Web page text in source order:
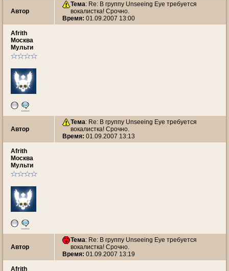
Автор
Тема: Re: В группу Unseeing Eye требуется
вокалистка! Срочно.
Время: 01.09.2007 13:00
Afrith
Москва
Мульти
Автор
Тема: Re: В группу Unseeing Eye требуется
вокалистка! Срочно.
Время: 01.09.2007 13:13
Afrith
Москва
Мульти
Автор
Тема: Re: В группу Unseeing Eye требуется
вокалистка! Срочно.
Время: 01.09.2007 13:19
Afrith